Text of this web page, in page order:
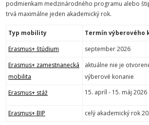
podmienkam medzinárodného programu alebo
trvá maximálne jeden akademický rok.
Typ mobility Termín výberového
Erasmus+ štúdium
september 2026
Erasmus+ zamestnanecká
mobilita
aktuálne nie je
výberové konanie
Erasmus+ stáž
15. apríl - 15. máj 2026
Erasmus+ BIP celý akademický rok